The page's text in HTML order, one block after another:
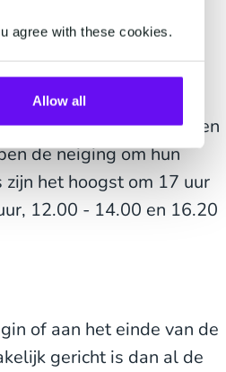
agree with these cookies.
Allow all
merken in het
hoogst in weekenden en
de neiging om hun
het hoogst om 17 uur
12.00 - 14.00 en 16.20
of aan het einde van de
gericht is dan al de